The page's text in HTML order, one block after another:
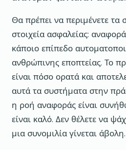
Θα πρέπει να περιμένετε τα
στοιχεία ασφαλείας:
κάποιο επίπεδο
ανθρώπινης εποπτείας. Το
είναι πόσο ορατά και
αυτά τα συστήματα στην
η ροή αναφοράς είναι
είναι καλό. Δεν θέλετε να
μια συνομιλία γίνεται άβολη.